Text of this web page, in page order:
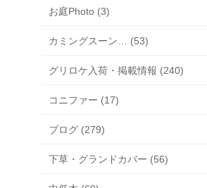
お庭Photo (3)
カミングスーン… (53)
グリロケ入荷・掲載情報 (240)
コニファー (17)
ブログ (279)
下草・グランドカバー (56)